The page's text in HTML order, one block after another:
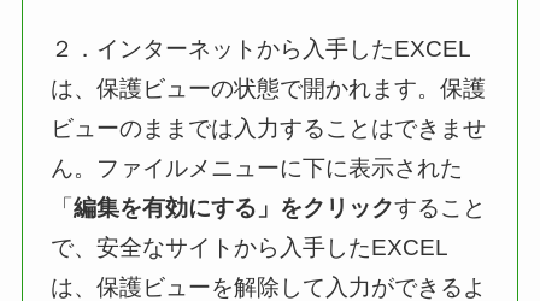
２．インターネットから入手したEXCEL
は、保護ビューの状態で開かれます。保護
ビューのままでは入力することはできませ
ん。ファイルメニューに下に表示された
「編集を有効にする」をクリックすること
で、安全なサイトから入手したEXCEL
は、保護ビューを解除して入力ができるよ